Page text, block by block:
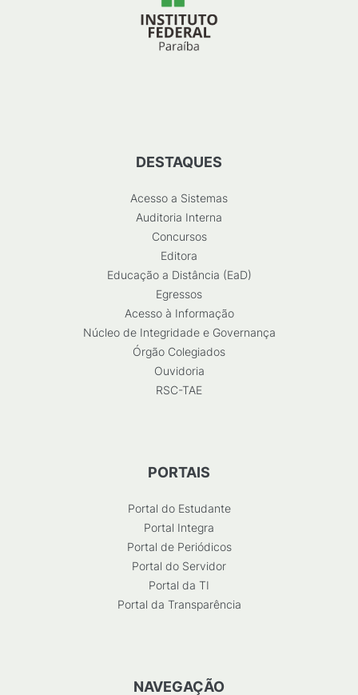
DESTAQUES
Acesso a Sistemas
Auditoria Interna
Concursos
Editora
Educação a Distância (EaD)
Egressos
Acesso à Informação
Núcleo de Integridade e Governança
Órgão Colegiados
Ouvidoria
RSC-TAE
PORTAIS
Portal do Estudante
Portal Integra
Portal de Periódicos
Portal do Servidor
Portal da TI
Portal da Transparência
NAVEGAÇÃO